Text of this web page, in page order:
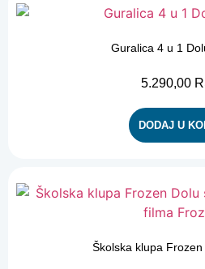
Guralica 4 u 1
5.290,00
DODAJ U
Školska klupa